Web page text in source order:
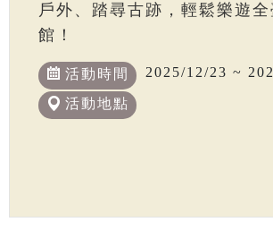
戶外、踏尋古跡，輕鬆樂遊
館！
活動時間 2025/12/23 ~
活動地點